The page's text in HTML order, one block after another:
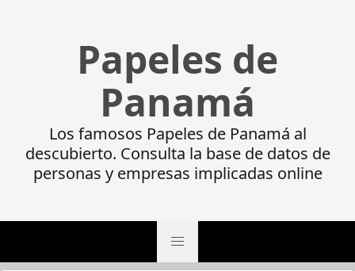
Papeles de
Panamá
Los famosos Papeles de Panamá al
descubierto. Consulta la base de datos de
personas y empresas implicadas online